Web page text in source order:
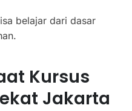
belajar dari dasar
Kursus
Jakarta